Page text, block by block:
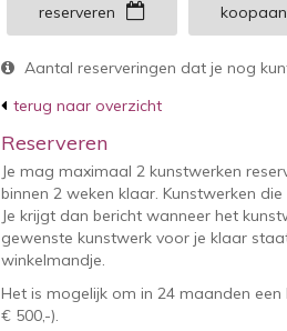
reserveren
Aantal reserveringen dat je nog
terug naar overzicht
Reserveren
Je mag maximaal 2 kunstwerken
binnen 2 weken klaar. Kunstwerken
Je krijgt dan bericht wanneer het
gewenste kunstwerk voor je klaar
winkelmandje.
Het is mogelijk om in 24 maanden
€ 500,-).